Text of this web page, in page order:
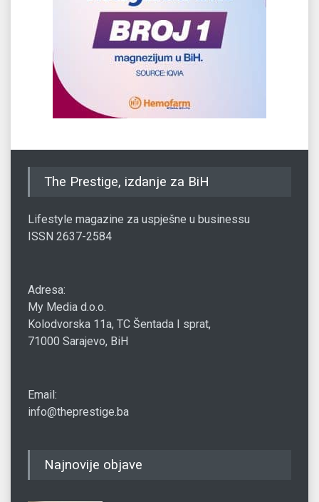
The Prestige, izdanje za BiH
Lifestyle magazine za uspješne u businessu
ISSN 2637-2584
Adresa:
My Media d.o.o.
Kolodvorska 11a, TC Šentada I sprat,
71000 Sarajevo, BiH
Email:
info@theprestige.ba
Najnovije objave